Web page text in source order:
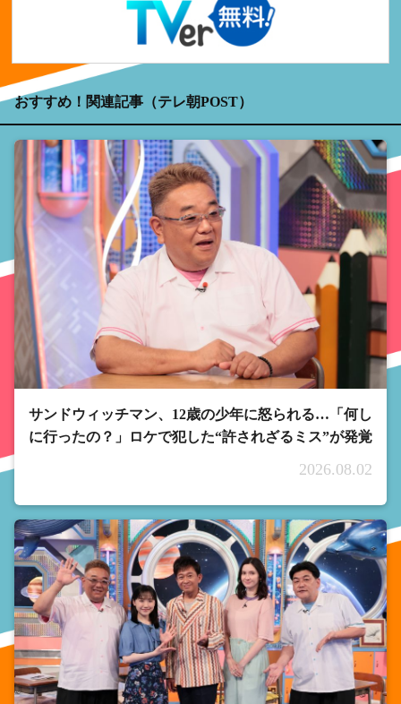
おすすめ！関連記事（テレ朝POST）
サンドウィッチマン、12歳の少年に怒られる…「何し
に行ったの？」ロケで犯した“許されざるミス”が発覚
2026.08.02